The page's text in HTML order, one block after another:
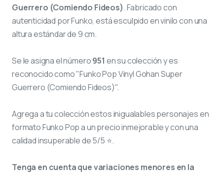
Guerrero (Comiendo Fideos). Fabricado con
autenticidad por Funko, está esculpido en vinilo con una
altura estándar de 9 cm.
Se le asigna el número951 en su colección y es
reconocido como "Funko Pop Vinyl Gohan Super
Guerrero (Comiendo Fideos)".
Agrega a tu colección estos inigualables personajes en
formato Funko Pop a un precio inmejorable y con una
calidad insuperable de 5/5 ⭐.
Tenga en cuenta que variaciones menores en la